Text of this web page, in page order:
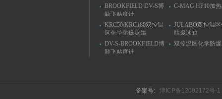
BROOKFIELD DV-S博
勒飞粘度计
C-MAG HP10加
KRC50/KRC180双控温
区化学防爆冰箱
JULABO双控温
防爆冰箱
DV-S-BROOKFIELD博
勒飞粘度计
双控温区化学防
备案号:津ICP备12002172号-1